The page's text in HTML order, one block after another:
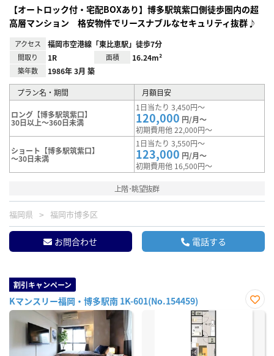
【オートロック付・宅配BOXあり】博多駅筑紫口側徒歩圏内の超
高層マンション 格安物件でリースナブルなセキュリティ抜群♪
アクセス 福岡市空港線「東比恵駅」徒歩7分
間取り 1R 面積 16.24m²
築年数 1986年 3月 築
プラン名・期間 月額目安
ロング【博多駅筑紫口】
30日以上～360日未満
1日当たり 3,450円～
120,000 円/月～
初期費用他 22,000円～
ショート【博多駅筑紫口】
～30日未満
1日当たり 3,550円～
123,000 円/月～
初期費用他 16,500円～
上階･眺望抜群
福岡県 福岡市博多区
お問合わせ 電話する
割引キャンペーン
Kマンスリー福岡・博多駅南 1K-601(No.154459)
お気